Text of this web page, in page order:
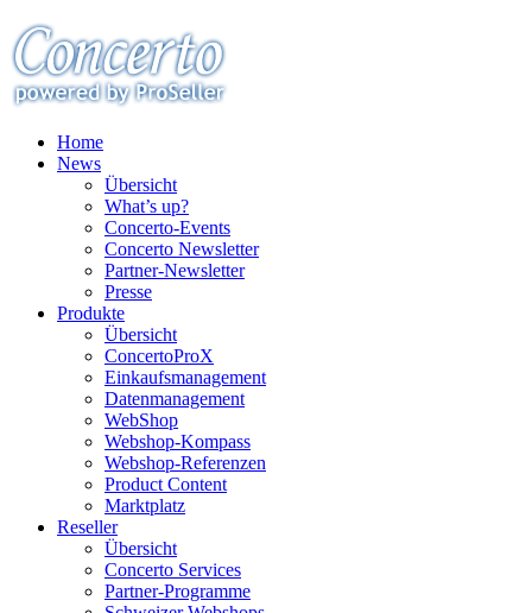
Home
News
Übersicht
What’s up?
Concerto-Events
Concerto Newsletter
Partner-Newsletter
Presse
Produkte
Übersicht
ConcertoProX
Einkaufsmanagement
Datenmanagement
WebShop
Webshop-Kompass
Webshop-Referenzen
Product Content
Marktplatz
Reseller
Übersicht
Concerto Services
Partner-Programme